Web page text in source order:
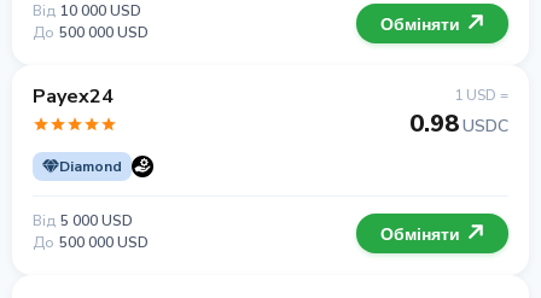
Від 10 000 USD
До 500 000 USD Обміняти
Payex24
Diamond
1 USD =
0.98USDC
Від 5 000 USD
До 500 000 USD Обміняти